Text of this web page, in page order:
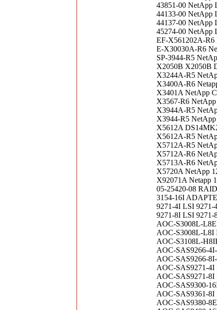
43851-00 NetApp
44133-00 NetApp
44137-00 NetApp
45274-00 NetApp
EF-X561202A-R6
E-X30030A-R6
SP-3944-R5
X2050B X2050B
X3244A-R5
X3400A-R6
X3401A NetApp
X3567-R6
X3944A-R5
X3944-R5
X5612A
X5612A-R5
X5712A-R5
X5712A-R6
X5713A-R6
X5720A NetApp
X92071A Netapp
05-25420-08
3154-16I
9271-4I LSI 9271-
9271-8I LSI 9271-
AOC-S3008L-
AOC-S3008L-L8I
AOC-S3108L-
AOC-SAS9266-
AOC-SAS9266-
AOC-SAS9271-4I
AOC-SAS9271-8I
AOC-SAS9300-
AOC-SAS9361-8I
AOC-SAS9380-